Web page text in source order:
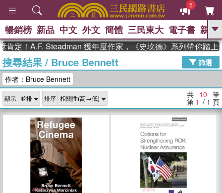
5
GO
熱搜： 高希均教授回憶錄
、 The Odyssey 、 父親節 、 如果歷
獎 臺灣漫遊錄 、 方念華 、 台灣的李
登輝時代
數學女孩：黎曼猜想 、
偉大的迷走神經
暢銷榜 新品 中文 外文 簡體 三民東大 電子書 親子
定！A.F. Steadman 獲年度作家，《史坎德》系列帶你踏上熱
搜尋結果/ Bruce Bennett
篩選
作者：Bruce Bennett
顯示 排序 共 10 筆
第 1 / 1 頁